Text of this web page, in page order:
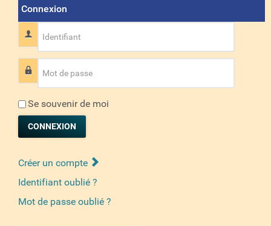
Connexion
Identifiant
Mot de passe
Se souvenir de moi
CONNEXION
Créer un compte
Identifiant oublié ?
Mot de passe oublié ?